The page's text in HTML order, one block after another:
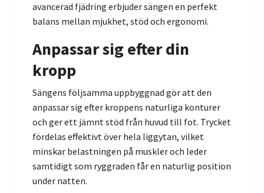
avancerad fjädring erbjuder sängen en perfekt
balans mellan mjukhet, stöd och ergonomi.
Anpassar sig efter din
kropp
Sängens följsamma uppbyggnad gör att den
anpassar sig efter kroppens naturliga konturer
och ger ett jämnt stöd från huvud till fot. Trycket
fördelas effektivt över hela liggytan, vilket
minskar belastningen på muskler och leder
samtidigt som ryggraden får en naturlig position
under natten.